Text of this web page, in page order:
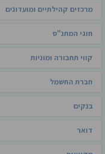
מרכזים קהילתיים ומועדונים
חוגי המתנ"ס
קווי תחבורה ומוניות
חברת החשמל
בנקים
דואר